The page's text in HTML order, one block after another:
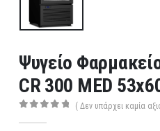
Ψυγείο
CR 300 MED
( Δεν υπάρχει καμία